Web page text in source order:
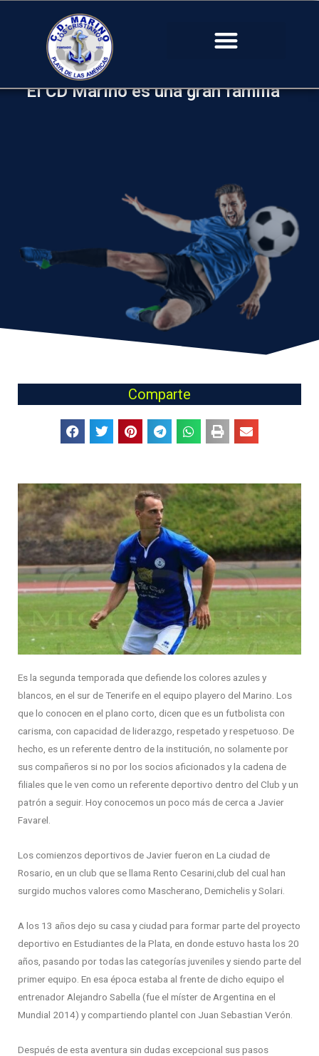
“El CD Marino es una gran familia”
Comparte
Es la segunda temporada que defiende los colores azules y
blancos, en el sur de Tenerife en el equipo playero del Marino. Los
que lo conocen en el plano corto, dicen que es un futbolista con
carisma, con capacidad de liderazgo, respetado y respetuoso. De
hecho, es un referente dentro de la institución, no solamente por
sus compañeros si no por los socios aficionados y la cadena de
filiales que le ven como un referente deportivo dentro del Club y un
patrón a seguir. Hoy conocemos un poco más de cerca a Javier
Favarel.
Los comienzos deportivos de Javier fueron en La ciudad de
Rosario, en un club que se llama Rento Cesarini,club del cual han
surgido muchos valores como Mascherano, Demichelis y Solari.
A los 13 años dejo su casa y ciudad para formar parte del proyecto
deportivo en Estudiantes de la Plata, en donde estuvo hasta los 20
años, pasando por todas las categorías juveniles y siendo parte del
primer equipo. En esa época estaba al frente de dicho equipo el
entrenador Alejandro Sabella (fue el míster de Argentina en el
Mundial 2014) y compartiendo plantel con Juan Sebastian Verón.
Después de esta aventura sin dudas excepcional sus pasos